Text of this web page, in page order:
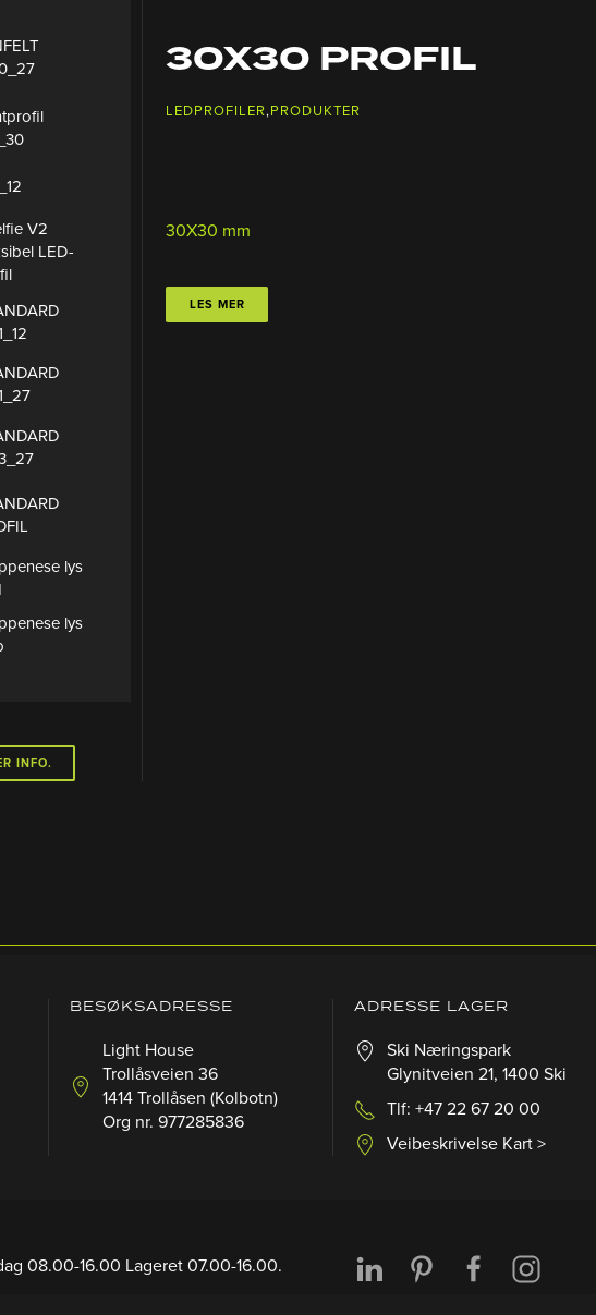
30X30 PROFIL
LEDPROFILER,PRODUKTER
30X30 mm
LES MER
V2
LED-
lys
lys
INFO.
BESØKSADRESSE
Light House
Trollåsveien 36
1414 Trollåsen (Kolbotn)
Org nr. 977285836
ADRESSE LAGER
Ski Næringspark
Glynitveien 21, 1400 Ski
Tlf: +47 22 67 20 00
Veibeskrivelse Kart >
08.00-16.00 Lageret 07.00-16.00.